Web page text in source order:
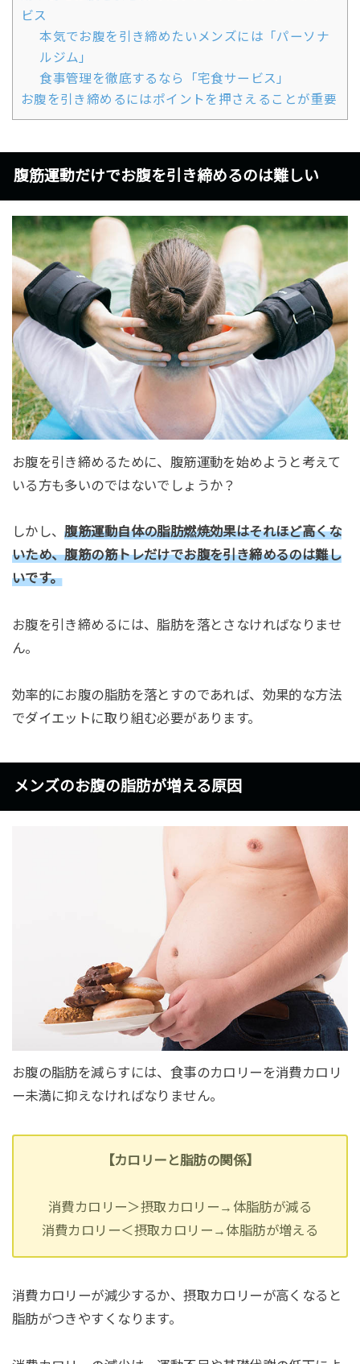
ビス
本気でお腹を引き締めたいメンズには「パーソナ
ルジム」
食事管理を徹底するなら「宅食サービス」
お腹を引き締めるにはポイントを押さえることが重要
腹筋運動だけでお腹を引き締めるのは難しい
お腹を引き締めるために、腹筋運動を始めようと考えて
いる方も多いのではないでしょうか？
しかし、腹筋運動自体の脂肪燃焼効果はそれほど高くな
いため、腹筋の筋トレだけでお腹を引き締めるのは難し
いです。
お腹を引き締めるには、脂肪を落とさなければなりませ
ん。
効率的にお腹の脂肪を落とすのであれば、効果的な方法
でダイエットに取り組む必要があります。
メンズのお腹の脂肪が増える原因
お腹の脂肪を減らすには、食事のカロリーを消費カロリ
ー未満に抑えなければなりません。
【カロリーと脂肪の関係】
消費カロリー＞摂取カロリー→体脂肪が減る
消費カロリー＜摂取カロリー→体脂肪が増える
消費カロリーが減少するか、摂取カロリーが高くなると
脂肪がつきやすくなります。